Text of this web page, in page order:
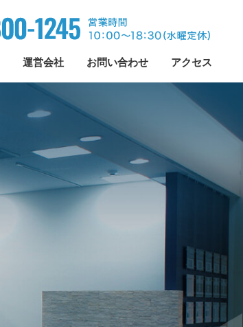
運営会社 お問い合わせ アクセス